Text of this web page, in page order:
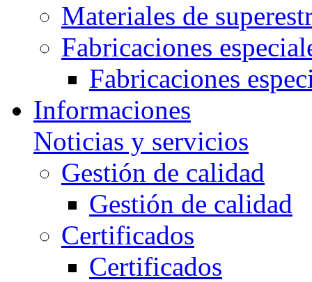
Materiales de
Fabricaciones
Fabricaciones
Informaciones
Noticias y servicios
Gestión de calidad
Gestión de calidad
Certificados
Certificados